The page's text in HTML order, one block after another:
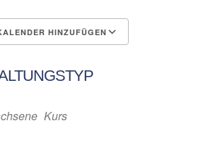
HINZUFÜGEN
Kurs